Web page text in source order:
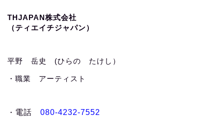
THJAPAN株式会社
（ティエイチジャパン）
平野 岳史 (ひらの たけし）
・職業 アーティスト
・ 電話 080-4232-7552